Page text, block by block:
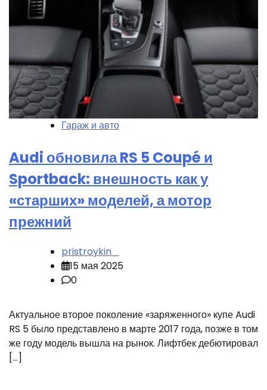
Гараж и авто
Audi обновила RS 5 Coupé и
Sportback: внешность как у
«старших» моделей, а мотор
прежний
pristroykin_
15 мая 2025
0
Актуальное второе поколение «заряженного» купе Audi
RS 5 было представлено в марте 2017 года, позже в том
же году модель вышла на рынок. Лифтбек дебютировал
[…]